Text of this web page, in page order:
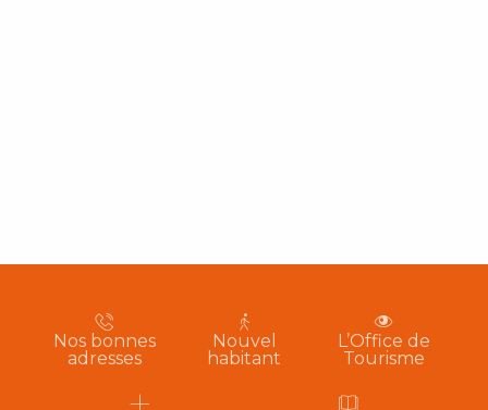
Nos bonnes
adresses
Nouvel
habitant
L’Office de
Tourisme